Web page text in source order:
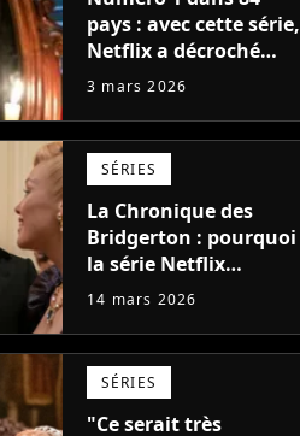
pays : avec cette série,
Netflix a décroché
l'un des plus grands
temps
3 mars 2026
SÉRIES
La Chronique des
Bridgerton : pourquoi
la série Netflix
pourrait durer
14 mars 2026
SÉRIES
"Ce serait très